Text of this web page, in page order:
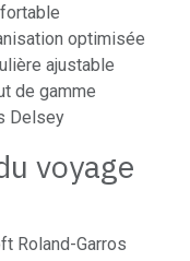
optimisée
ajustable
de gamme
Delsey
voyage
Roland-Garros